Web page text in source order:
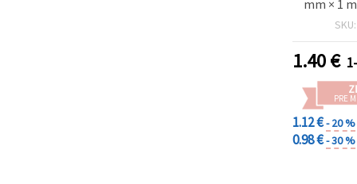
mm × 1
SKU:
1.40€
PRE
1.12 €- 20 %
0.98 €- 30 %